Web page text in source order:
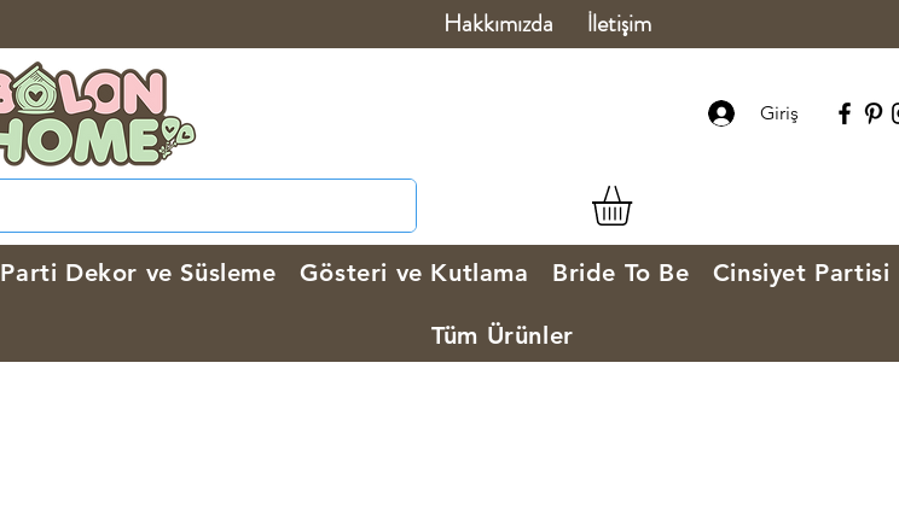
Hakkımızda İletişim
Giriş
Parti Dekor ve Süsleme Gösteri ve Kutlama Bride To Be Cinsiyet Partisi
Tüm Ürünler